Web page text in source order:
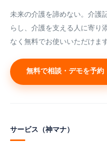
未来の介護を諦めない。介護
らし、介護を支える人に寄り
なく無料でお使いいただけます
無料で相談・デモを予約
サービス（神マナ）